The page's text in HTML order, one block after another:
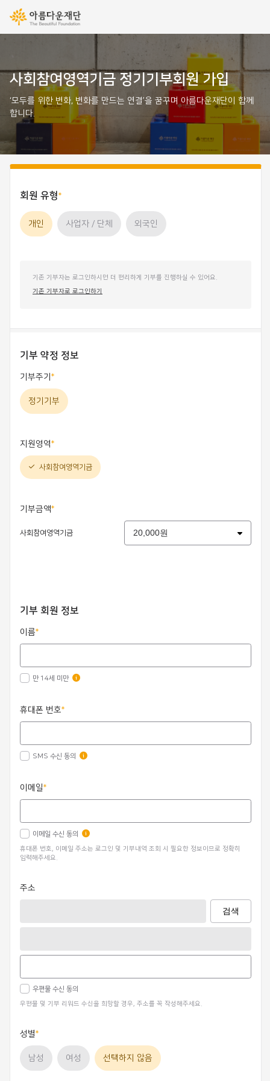
사회참여영역기금 정기기부회원 가입
‘모두를 위한 변화, 변화를 만드는 연결’을 꿈꾸며 아름다운재단이 함께
합니다.
회원 유형
개인 사업자 / 단체 외국인
기존 기부자는 로그인하시면 더 편리하게 기부를 진행하실 수 있어요.
기존 기부자로 로그인하기
기부 약정 정보
기부주기
정기기부
지원영역
사회참여영역기금
기부금액
사회참여영역기금
기부 회원 정보
이름
만 14세 미만
휴대폰 번호
SMS 수신 동의
이메일
이메일 수신 동의
휴대폰 번호, 이메일 주소는 로그인 및 기부내역 조회 시 필요한 정보이므로 정확히
입력해주세요.
주소
검색
우편물 수신 동의
우편물 및 기부 리워드 수신을 희망할 경우, 주소를 꼭 작성해주세요.
성별
남성 여성 선택하지 않음